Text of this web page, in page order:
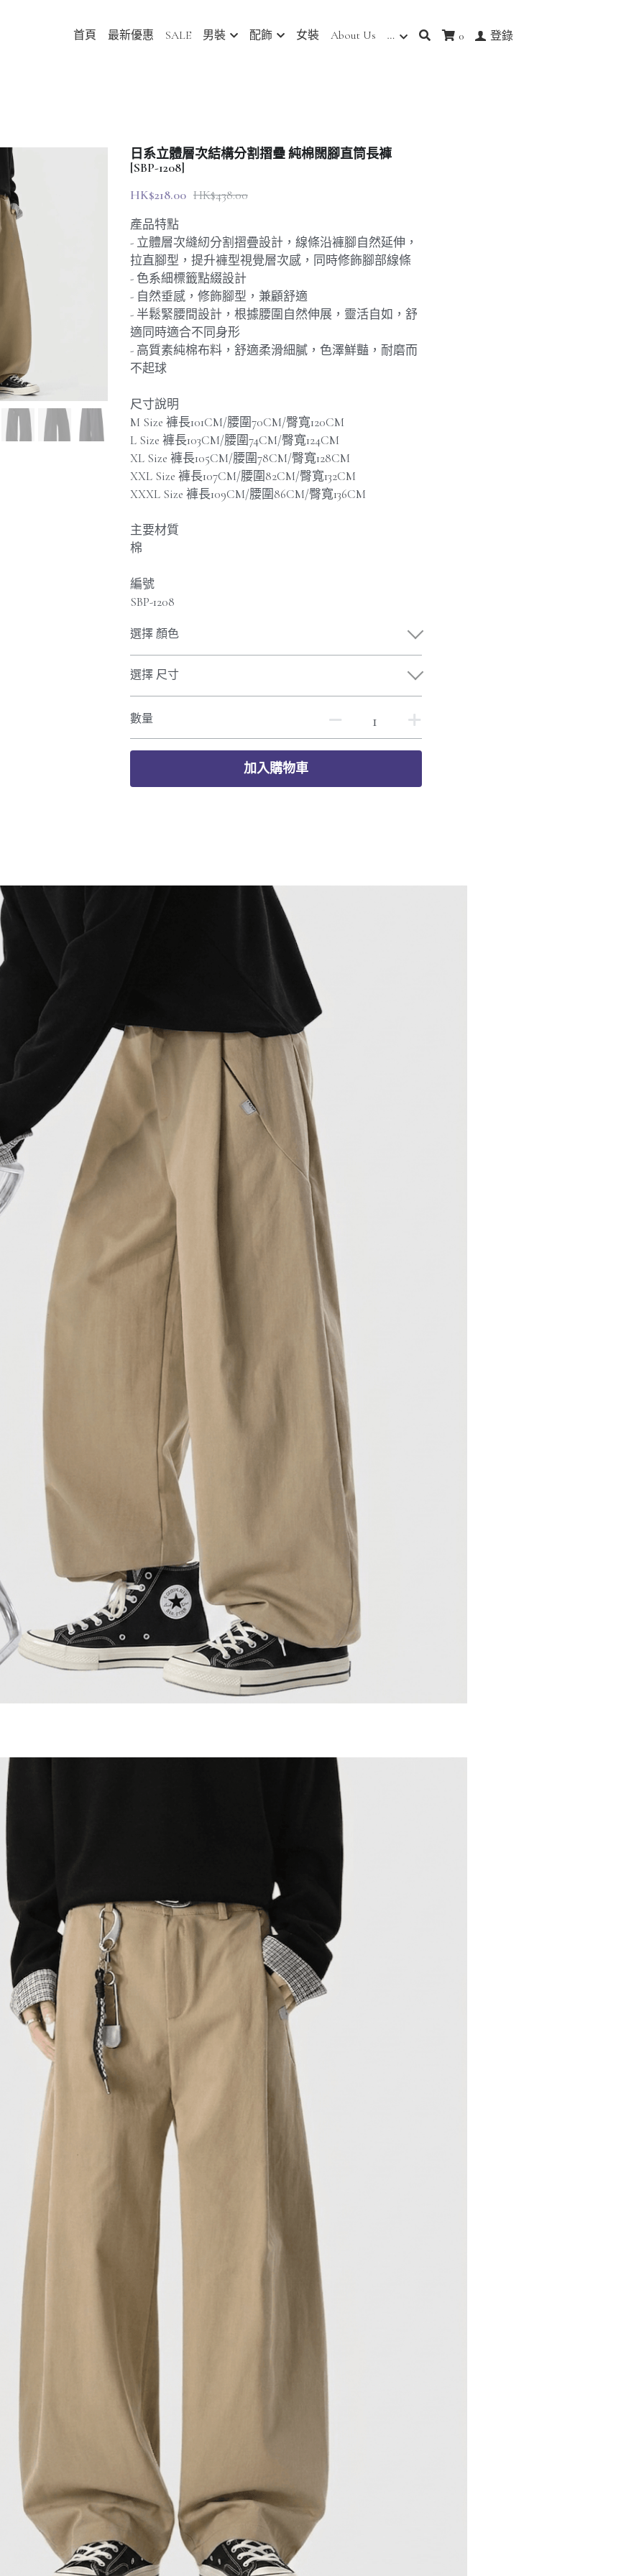
首頁 最新優惠 SALE 男裝 配飾 女裝 About Us … 0 登錄
日系立體層次結構分割摺疊 純棉闊腳直筒長褲
[SBP-1208]
HK$218.00 HK$438.00
產品特點
- 立體層次縫紉分割摺疊設計，線條沿褲腳自然延伸，
拉直腳型，提升褲型視覺層次感，同時修飾腳部線條
- 色系細標籤點綴設計
- 自然垂感，修飾腳型，兼顧舒適
- 半鬆緊腰間設計，根據腰圍自然伸展，靈活自如，舒
適同時適合不同身形
- 高質素純棉布料，舒適柔滑細膩，色澤鮮豔，耐磨而
不起球
尺寸說明
M Size 褲長101CM/腰圍70CM/臀寬120CM
L Size 褲長103CM/腰圍74CM/臀寬124CM
XL Size 褲長105CM/腰圍78CM/臀寬128CM
XXL Size 褲長107CM/腰圍82CM/臀寬132CM
XXXL Size 褲長109CM/腰圍86CM/臀寬136CM
主要材質
棉
編號
SBP-1208
選擇 顏色
選擇 尺寸
數量
加入購物車